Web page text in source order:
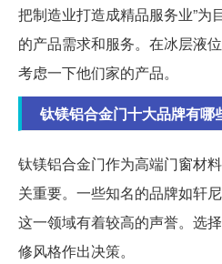
把制造业打造成精品服务业”为
的产品需求和服务。在冰层液
考虑一下他们家的产品。
钛镁铝合金门十大品牌有哪
钛镁铝合金门作为高端门窗材
关重要。一些知名的品牌如轩
这一领域有着较高的声誉。选
修风格作出决策。